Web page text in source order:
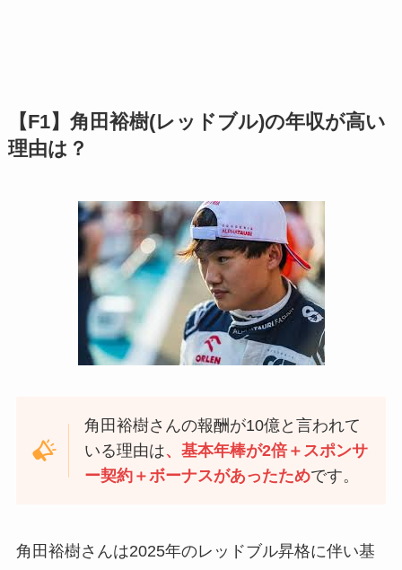
【F1】角田裕樹(レッドブル)の年収が高い
理由は？
角田裕樹さんの報酬が10億と言われて
いる理由は、基本年棒が2倍＋スポンサ
ー契約＋ボーナスがあったためです。
角田裕樹さんは2025年のレッドブル昇格に伴い基